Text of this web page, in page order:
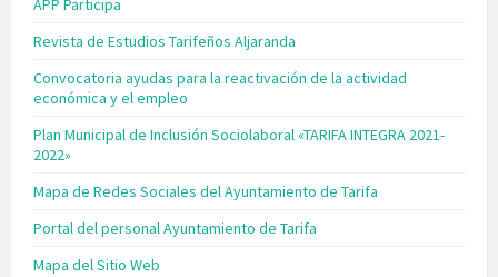
APP Participa
Revista de Estudios Tarifeños Aljaranda
Convocatoria ayudas para la reactivación de la actividad
económica y el empleo
Plan Municipal de Inclusión Sociolaboral «TARIFA INTEGRA 2021-
2022»
Mapa de Redes Sociales del Ayuntamiento de Tarifa
Portal del personal Ayuntamiento de Tarifa
Mapa del Sitio Web